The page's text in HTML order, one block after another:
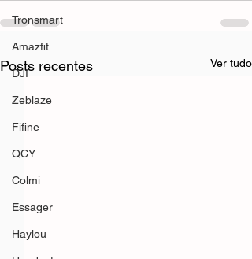
Tronsmart
Amazfit
DJI
Zeblaze
Fifine
QCY
Colmi
Essager
Haylou
Posts recentes Ver tudo